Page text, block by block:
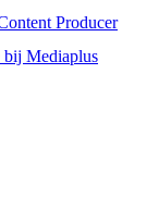
Producer
bij Mediaplus